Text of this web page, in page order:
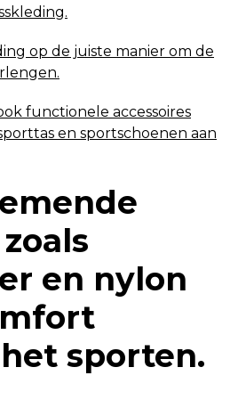
op de juiste manier om de
functionele accessoires
en sportschoenen aan
en nylon
sporten.